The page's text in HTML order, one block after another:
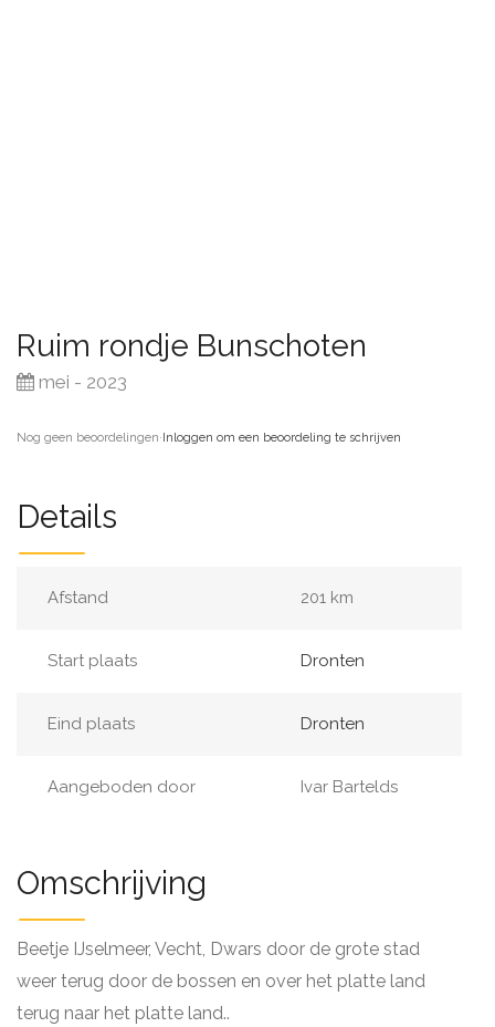
Ruim rondje Bunschoten
mei - 2023
Nog geen beoordelingen·Inloggen om een beoordeling te schrijven
Details
Afstand 201 km
Start plaats Dronten
Eind plaats Dronten
Aangeboden door Ivar Bartelds
Omschrijving
Beetje IJselmeer, Vecht, Dwars door de grote stad
weer terug door de bossen en over het platte land
terug naar het platte land..